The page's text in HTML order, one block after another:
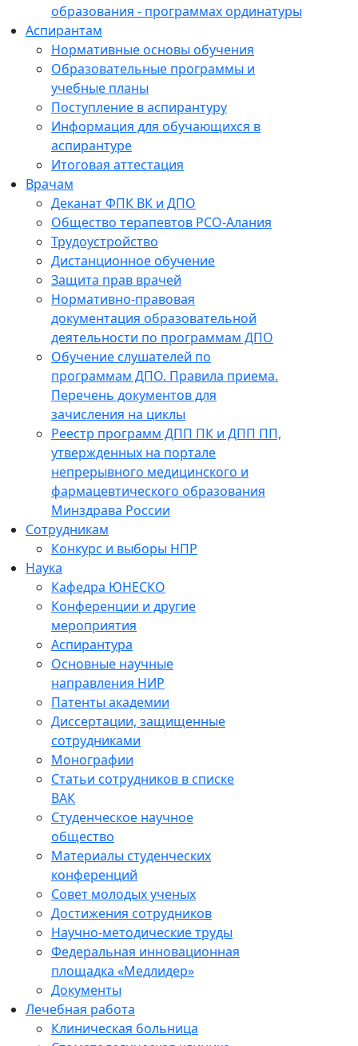
образования - программах ординатуры
Аспирантам
Нормативные основы обучения
Образовательные программы и
учебные планы
Поступление в аспирантуру
Информация для обучающихся в
аспирантуре
Итоговая аттестация
Врачам
Деканат ФПК ВК и ДПО
Общество терапевтов РСО-Алания
Трудоустройство
Дистанционное обучение
Защита прав врачей
Нормативно-правовая
документация образовательной
деятельности по программам ДПО
Обучение слушателей по
программам ДПО. Правила приема.
Перечень документов для
зачисления на циклы
Реестр программ ДПП ПК и ДПП ПП,
утвержденных на портале
непрерывного медицинского и
фармацевтического образования
Минздрава России
Сотрудникам
Конкурс и выборы НПР
Наука
Кафедра ЮНЕСКО
Конференции и другие
мероприятия
Аспирантура
Основные научные
направления НИР
Патенты академии
Диссертации, защищенные
сотрудниками
Монографии
Статьи сотрудников в списке
ВАК
Студенческое научное
общество
Материалы студенческих
конференций
Совет молодых ученых
Достижения сотрудников
Научно-методические труды
Федеральная инновационная
площадка «Медлидер»
Документы
Лечебная работа
Клиническая больница